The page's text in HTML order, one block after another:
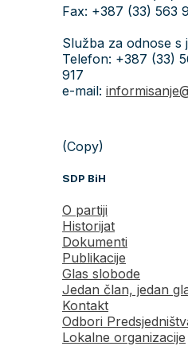
Fax: +387 (33) 563
Služba za odnose s
Telefon: +387 (33)
917
e-mail:
(Copy)
SDP BiH
O partiji
Historijat
Dokumenti
Publikacije
Glas slobode
Jedan član, jedan
Kontakt
Odbori
Lokalne organizacije